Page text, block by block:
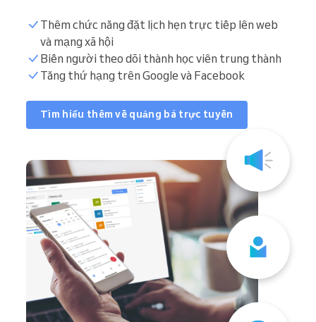
Thêm chức năng đặt lịch hẹn trực tiếp lên web
và mạng xã hội
Biến người theo dõi thành học viên trung thành
Tăng thứ hạng trên Google và Facebook
Tìm hiểu thêm về quảng bá trực tuyến